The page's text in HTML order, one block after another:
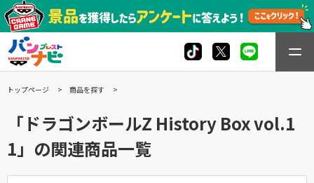
トップページ 商品を探す
「ドラゴンボールZ History Box vol.1
1」の関連商品一覧